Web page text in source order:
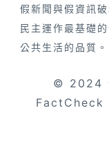
假新聞與假資訊
民主運作最基礎
公共生活的品質。
© 2024
FactCheck